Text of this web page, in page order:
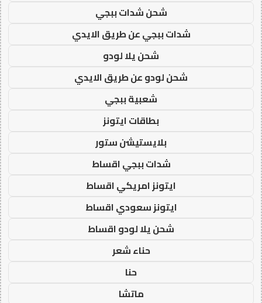
شحن شدات ببجي
شدات ببجي عن طريق الايدي
شحن يلا لودو
شحن لودو عن طريق الايدي
شعبية ببجي
بطاقات ايتونز
بلايستيشن ستور
شدات ببجي اقساط
ايتونز امريكي اقساط
ايتونز سعودي اقساط
شحن يلا لودو اقساط
حناء شعر
حنا
ماتشا